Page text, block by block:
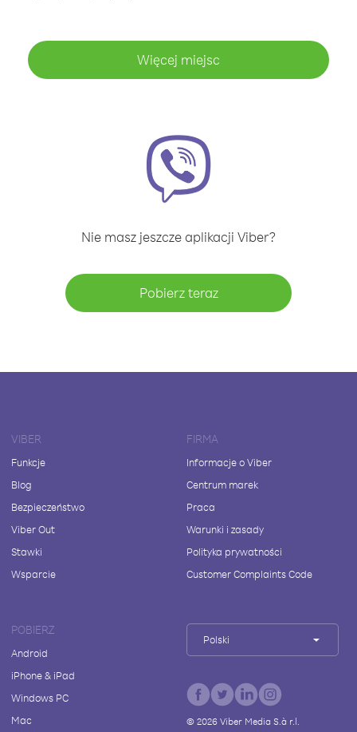
Więcej miejsc
Nie masz jeszcze aplikacji Viber?
Pobierz teraz
VIBER
Funkcje
Blog
Bezpieczeństwo
Viber Out
Stawki
Wsparcie
FIRMA
Informacje o Viber
Centrum marek
Praca
Warunki i zasady
Polityka prywatności
Customer Complaints Code
POBIERZ
Android
iPhone & iPad
Windows PC
Mac
Polski
© 2026Viber Media S.à r.l.